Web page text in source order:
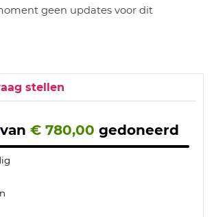
geen updates voor dit
stellen
van € 780,00 gedoneerd